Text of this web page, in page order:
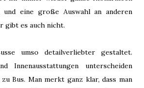
und eine große Auswahl an anderen
gibt es auch nicht.
umso detailverliebter gestaltet.
Innenausstattungen unterscheiden
Bus. Man merkt ganz klar, dass man